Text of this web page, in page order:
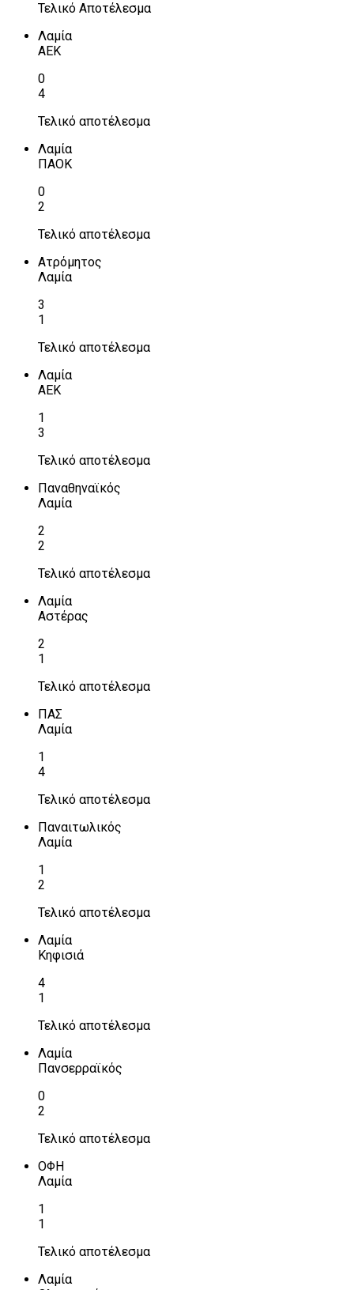
Τελικό Αποτέλεσμα
Λαμία
ΑΕΚ
0
4
Τελικό αποτέλεσμα
Λαμία
ΠΑΟΚ
0
2
Τελικό αποτέλεσμα
Ατρόμητος
Λαμία
3
1
Τελικό αποτέλεσμα
Λαμία
ΑΕΚ
1
3
Τελικό αποτέλεσμα
Παναθηναϊκός
Λαμία
2
2
Τελικό αποτέλεσμα
Λαμία
Αστέρας
2
1
Τελικό αποτέλεσμα
ΠΑΣ
Λαμία
1
4
Τελικό αποτέλεσμα
Παναιτωλικός
Λαμία
1
2
Τελικό αποτέλεσμα
Λαμία
Κηφισιά
4
1
Τελικό αποτέλεσμα
Λαμία
Πανσερραϊκός
0
2
Τελικό αποτέλεσμα
ΟΦΗ
Λαμία
1
1
Τελικό αποτέλεσμα
Λαμία